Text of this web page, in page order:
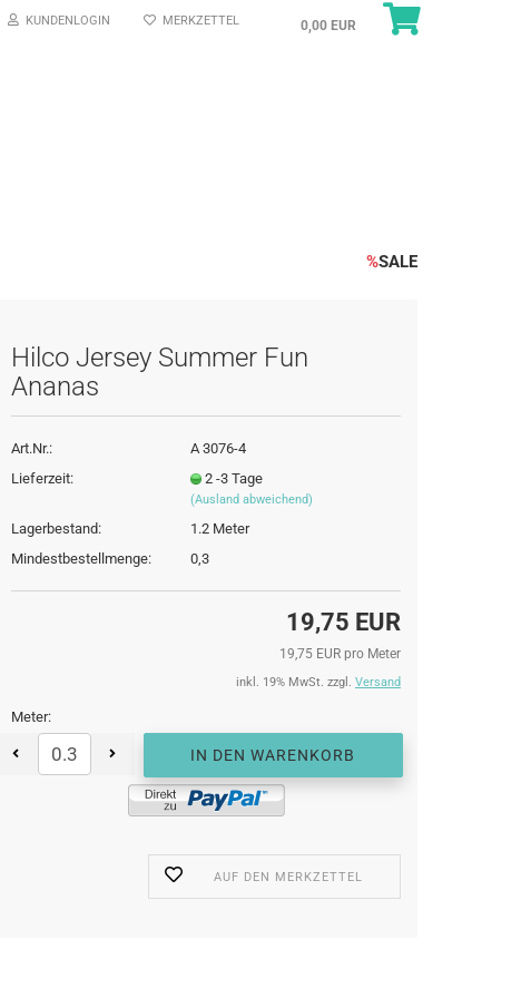
KUNDENLOGIN MERKZETTEL 0,00 EUR
%SALE
Hilco Jersey Summer Fun
Ananas
Art.Nr.:
A 3076-4
Lieferzeit:
2 -3 Tage
(Ausland abweichend)
Lagerbestand: 1.2 Meter
Mindestbestellmenge:
0,3
19,75 EUR
19,75 EUR pro Meter
inkl. 19% MwSt. zzgl. Versand
Meter:
Meter
AUF DEN MERKZETTEL